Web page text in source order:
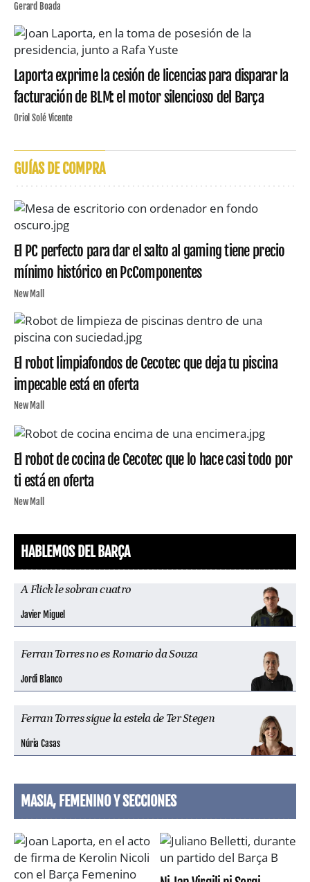
Gerard Boada
Laporta exprime la cesión de licencias para disparar la
facturación de BLM: el motor silencioso del Barça
Oriol Solé Vicente
GUÍAS DE COMPRA
El PC perfecto para dar el salto al gaming tiene precio
mínimo histórico en PcComponentes
New Mall
El robot limpiafondos de Cecotec que deja tu piscina
impecable está en oferta
New Mall
El robot de cocina de Cecotec que lo hace casi todo por
ti está en oferta
New Mall
HABLEMOS DEL BARÇA
A Flick le sobran cuatro
Javier Miguel
Ferran Torres no es Romario da Souza
Jordi Blanco
Ferran Torres sigue la estela de Ter Stegen
Núria Casas
MASIA, FEMENINO Y SECCIONES